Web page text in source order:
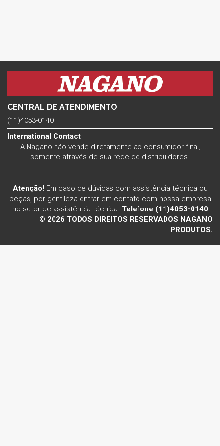
CENTRAL DE ATENDIMENTO
(11)4053-0140
International Contact
A Nagano não vende diretamente ao consumidor final,
somente através de sua rede de distribuidores.
Atenção! Em caso de dúvidas com assistência técnica ou
peças, por gentileza entrar em contato com nossa empresa
no setor de assistência técnica. Telefone (11)4053-0140
© 2026 TODOS DIREITOS RESERVADOS NAGANO
PRODUTOS.